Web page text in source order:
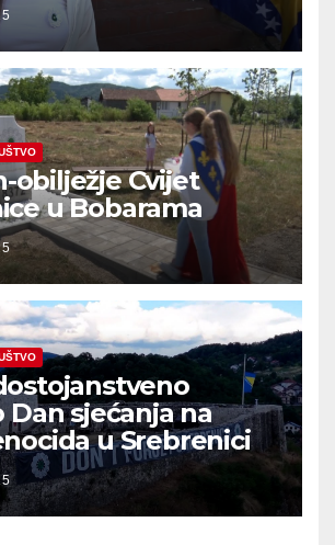
obilježje Cvijet
u Bobarama
Dan sjećanja na
u Srebrenici